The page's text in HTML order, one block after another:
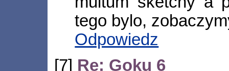
tego bylo,
Odpowiedz
[7] Re: Goku 6